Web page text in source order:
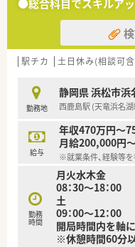
■独立を考えている
■経営ノウハウ、売
険の種類、レセプト請
通常業務以外の薬
す。
＼＼こんな会社です
■2001年9月設立後
います。
■静岡県浜松市を中
も拡大していく予定
■社長は「みんなで
従業員と社長の距
す！
＼＼店舗詳細／／
■内科・循環器科・
処方箋は1日あたり
●総合科目でスキルアッ
駅チカ 土日休み(相談可
勤務地
静岡県 浜松市浜
西鹿島駅 (天竜浜名
給与
年収470万円～
月給200,000円
※就業条件、経験等を
勤務
時間
月火水木金
08：30～18：00
土
09：00～12：00
開局時間内を軸
※休憩時間60分